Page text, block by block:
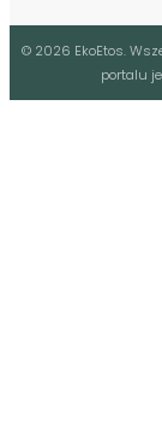
© 2026 EkoEtos.
portalu